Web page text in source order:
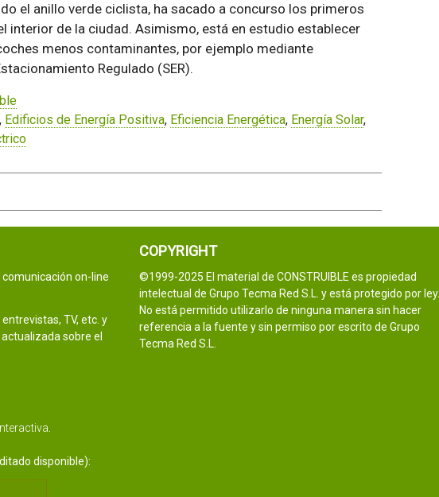
el anillo verde ciclista, ha sacado a concurso los primeros
interior de la ciudad. Asimismo, está en estudio establecer
menos contaminantes, por ejemplo mediante
Regulado (SER).
Edificios de Energía Positiva, Eficiencia Energética, Energía Solar,
comunicación on-line
TV, etc. y
sobre el
disponible):
COPYRIGHT
©1999-2025 El material de CONSTRUIBLE es propiedad
intelectual de Grupo Tecma Red S.L. y está protegido por ley.
No está permitido utilizarlo de ninguna manera sin hacer
referencia a la fuente y sin permiso por escrito de Grupo
Tecma Red S.L.